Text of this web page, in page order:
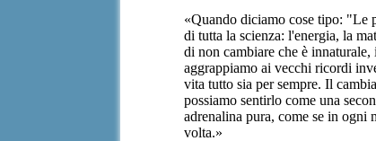
«Quando diciamo cose tipo: "Le
di tutta la scienza: l'energia, la
di non cambiare che è
aggrappiamo ai vecchi ricordi
vita tutto sia per sempre. Il
possiamo sentirlo come una
adrenalina pura, come se in ogni
volta.»